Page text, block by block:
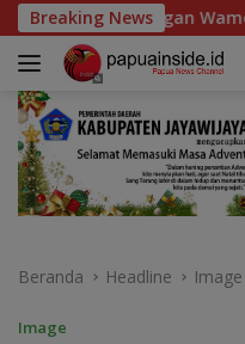
Langsung
ke
konten
Breaking News
di Wamena
Beranda Headline Image
Image